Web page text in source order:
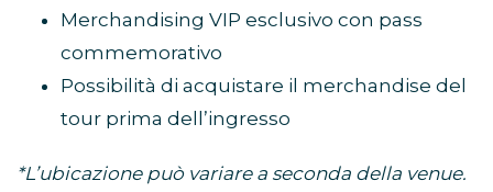
Merchandising VIP esclusivo con pass
commemorativo
Possibilità di acquistare il merchandise del
tour prima dell’ingresso
*L’ubicazione può variare a seconda della venue.